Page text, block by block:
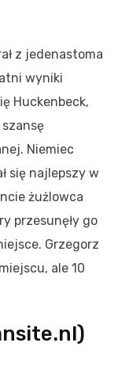
z jedenastoma
wyniki
Huckenbeck,
Niemiec
się najlepszy w
żużlowca
przesunęły go
Grzegorz
ale 10